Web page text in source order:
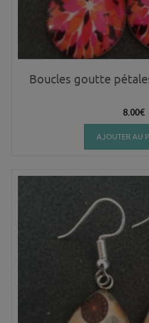
Boucles goutte
8.00€
AJOUTER AU